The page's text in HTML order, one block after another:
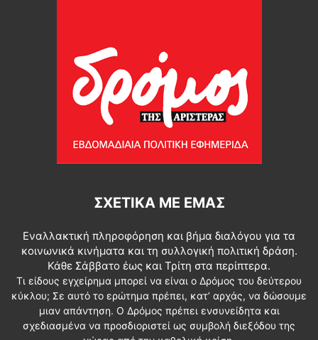
ΣΧΕΤΙΚΆ ΜΕ ΕΜΆΣ
Εναλλακτική πληροφόρηση και βήμα διαλόγου για τα
κοινωνικά κινήματα και τη συλλογική πολιτική δράση.
Κάθε Σάββατο έως και Τρίτη στα περίπτερα.
Τι είδους εγχείρημα μπορεί να είναι ο Δρόμος του δεύτερου
κύκλου; Σε αυτό το ερώτημα πρέπει, κατ’ αρχάς, να δώσουμε
μιαν απάντηση. Ο Δρόμος πρέπει ενσυνείδητα και
σχεδιασμένα να προσδιοριστεί ως συμβολή διεξόδου της